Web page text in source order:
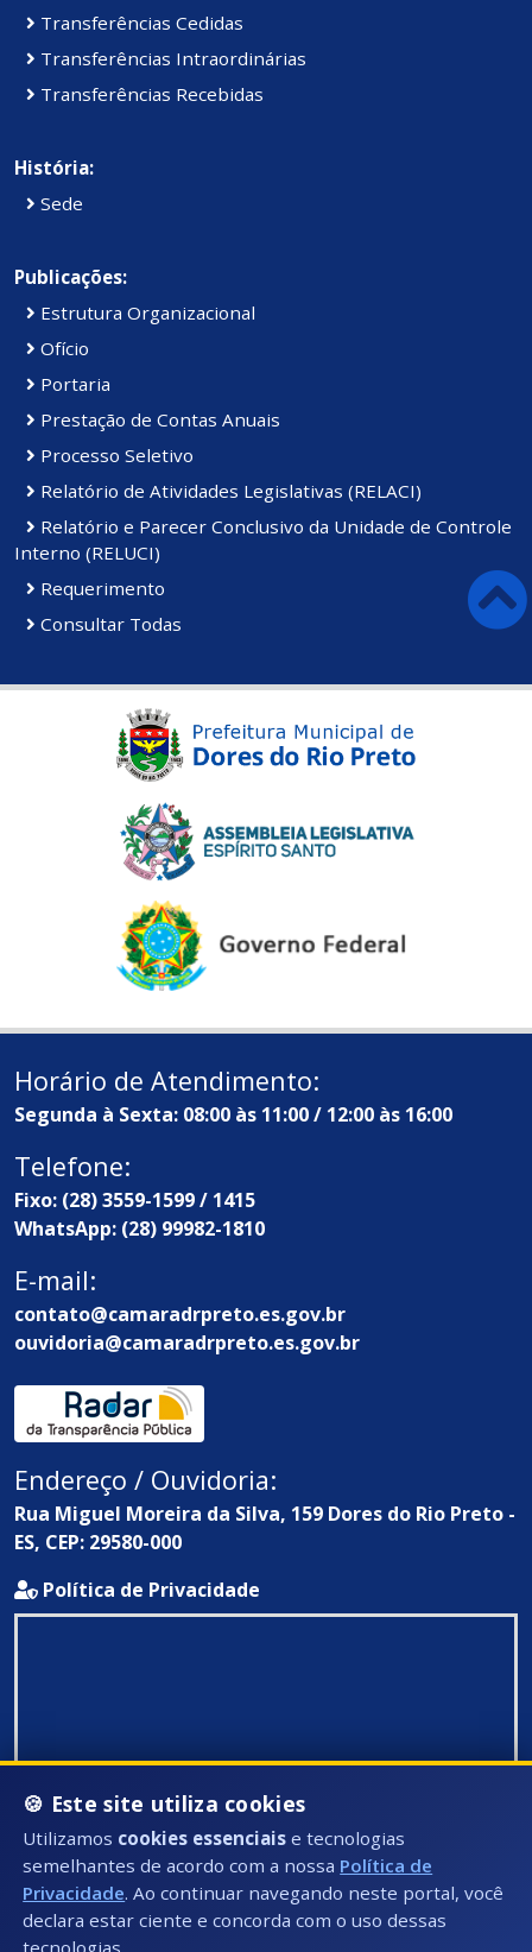
Transferências Cedidas
Transferências Intraordinárias
Transferências Recebidas
História:
Sede
Publicações:
Estrutura Organizacional
Ofício
Portaria
Prestação de Contas Anuais
Processo Seletivo
Relatório de Atividades Legislativas (RELACI)
Relatório e Parecer Conclusivo da Unidade de Controle
Interno (RELUCI)
Requerimento
Consultar Todas
Horário de Atendimento:
Segunda à Sexta: 08:00 às 11:00 / 12:00 às 16:00
Telefone:
Fixo: (28) 3559-1599 / 1415
WhatsApp: (28) 99982-1810
E-mail:
contato@camaradrpreto.es.gov.br
ouvidoria@camaradrpreto.es.gov.br
Endereço / Ouvidoria:
Rua Miguel Moreira da Silva, 159 Dores do Rio Preto -
ES, CEP: 29580-000
Política de Privacidade
🍪 Este site utiliza cookies
Utilizamos cookies essenciais e tecnologias
semelhantes de acordo com a nossa Política de
Privacidade. Ao continuar navegando neste portal, você
declara estar ciente e concorda com o uso dessas